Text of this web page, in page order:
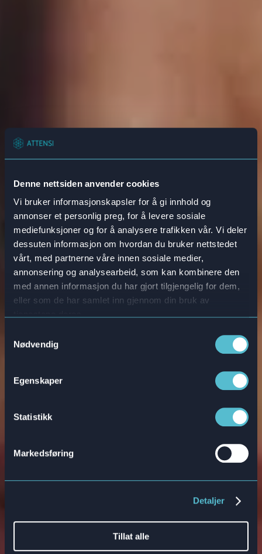
Denne nettsiden anvender cookies
Vi bruker informasjonskapsler for å gi innhold og
annonser et personlig preg, for å levere sosiale
mediefunksjoner og for å analysere trafikken vår. Vi deler
dessuten informasjon om hvordan du bruker nettstedet
vårt, med partnerne våre innen sosiale medier,
annonsering og analysearbeid, som kan kombinere den
med annen informasjon du har gjort tilgjengelig for dem,
eller som de har samlet inn gjennom din bruk av
Nødvendig
Egenskaper
Statistikk
Markedsføring
Detaljer
Tillat alle